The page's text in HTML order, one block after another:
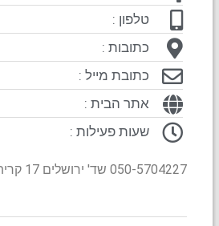
טלפון :
כתובות :
כתובת מייל :
אתר הבית :
שעות פעילות :
050-5704227 שד' ירושלים 17 קרית ים